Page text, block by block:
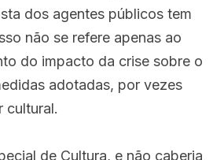
dos agentes públicos tem
não se refere apenas ao
do impacto da crise sobre o
adotadas, por vezes
cultural.
de Cultura, e não caberia